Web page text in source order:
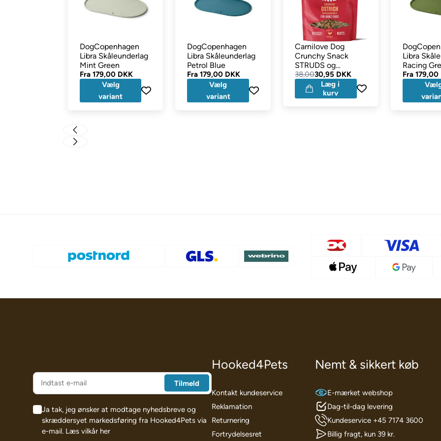
DogCopenhagen
Libra Skåleunderlag
Mint Green
Fra 179,00 DKK
Vælg
variant
DogCopenhagen
Libra Skåleunderlag
Petrol Blue
Fra179,00 DKK
Vælg
variant
Carnilove Dog
Crunchy Snack
STRUDS og
Brombær 200g
38,0030,95 DKK
Læg i
kurv
Libra
Racing
Fra179,00
Ja tak, jeg ønsker at modtage nyhedsbreve og
skræddersyet markedsføring fra Hooked4Pets via
e-mail. Læs vilkår her
Hooked4Pets
Kontakt kundeservice
Reklamation
Returnering
Fortrydelsesret
Nemt & sikkert køb
E-mærket webshop
Dag-til-dag levering
Kundeservice +45 7174 3600
Billig fragt, kun 39 kr.